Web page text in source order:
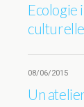
Ecologie
culturelle
08/06/2015
Un